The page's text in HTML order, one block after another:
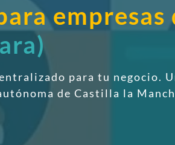
empresas
para tu negocio.
de Castilla la